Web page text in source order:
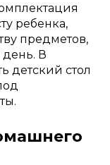
ребенка,
предметов,
В
детский стол